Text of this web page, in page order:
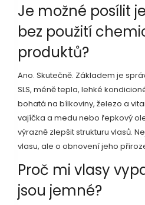
Je možné posílit
bez použití
produktů?
Ano. Skutečně. Základem je
SLS, méně tepla, lehké
bohatá na bílkoviny, železo a
vajíčka a medu nebo řepkový
výrazně zlepšit strukturu vlasů.
vlasu, ale o obnovení jeho
Proč mi vlasy
jsou jemné?